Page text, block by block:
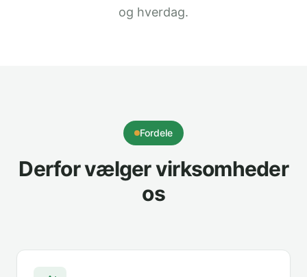
og hverdag.
Fordele
Derfor vælger virksomheder
os